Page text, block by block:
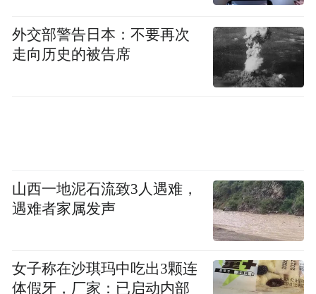
外交部警告日本：不要再次
走向历史的被告席
山西一地泥石流致3人遇难，
遇难者家属发声
女子称在沙琪玛中吃出3颗连
体假牙，厂家：已启动内部